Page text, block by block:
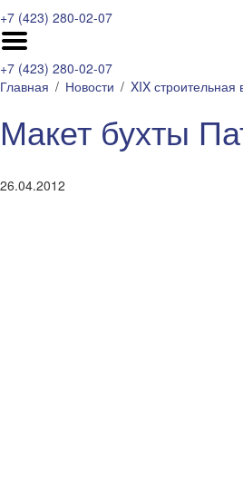
+7 (423) 280-02-07
+7 (423) 280-02-07
Главная
Новости XIX строительная
Макет бухты
26.04.2012